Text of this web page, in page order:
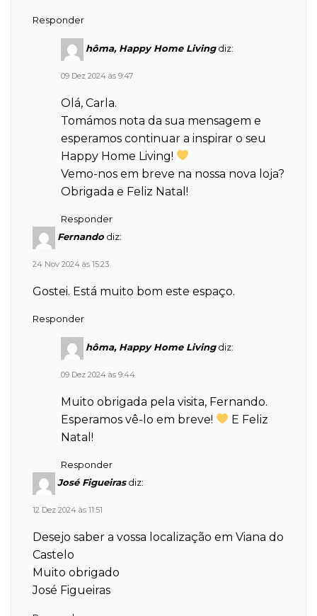
Responder
hôma, Happy Home Living diz:
09 Dez 2024 às 9:47
Olá, Carla.
Tomámos nota da sua mensagem e
esperamos continuar a inspirar o seu
Happy Home Living!
Vemo-nos em breve na nossa nova loja?
Obrigada e Feliz Natal!
Responder
Fernando diz:
24 Nov 2024 às 15:23
Gostei. Está muito bom este espaço.
Responder
hôma, Happy Home Living diz:
09 Dez 2024 às 9:44
Muito obrigada pela visita, Fernando.
Esperamos vê-lo em breve!
E Feliz
Natal!
Responder
José Figueiras diz:
12 Dez 2024 às 11:51
Desejo saber a vossa localização em Viana do
Castelo
Muito obrigado
José Figueiras